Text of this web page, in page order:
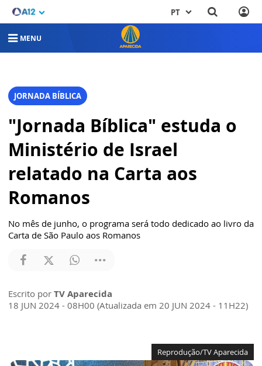
PT
MENU
JORNADA BÍBLICA
"Jornada Bíblica" estuda o
Ministério de Israel
relatado na Carta aos
Romanos
No mês de junho, o programa será todo dedicado ao livro da
Carta de São Paulo aos Romanos
Escrito por TV Aparecida
18 JUN 2024 - 08H00 (Atualizada em 20 JUN 2024 - 11H22)
Reprodução/TV Aparecida